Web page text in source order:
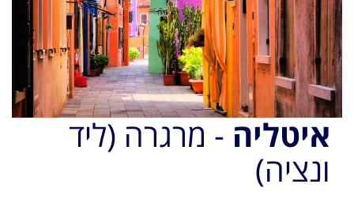
איטליה - מרגרה (ליד
ונציה)